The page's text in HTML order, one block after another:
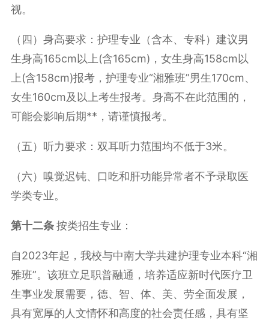
视。
（四）身高要求：护理专业（含本、专科）建议男
生身高165cm以上(含165cm)，女生身高158cm以
上(含158cm)报考，护理专业“湘雅班”男生170cm、
女生160cm及以上考生报考。身高不在此范围的，
可能会影响后期**，请谨慎报考。
（五）听力要求：双耳听力范围均不低于3米。
（六）嗅觉迟钝、口吃和肝功能异常者不予录取医
学类专业。
第十二条按类招生专业：
自2023年起，我校与中南大学共建护理专业本科“湘
雅班”。该班立足职普融通，培养适应新时代医疗卫
生事业发展需要，德、智、体、美、劳全面发展，
具有宽厚的人文情怀和高度的社会责任感，具有坚